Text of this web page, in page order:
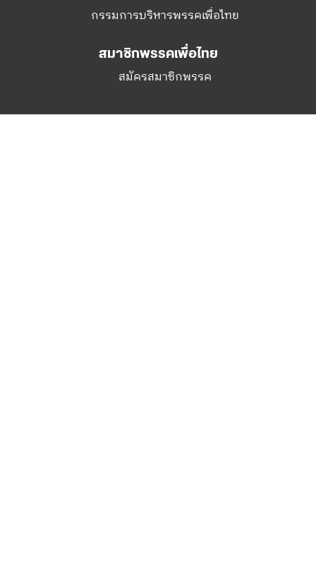
กรรมการบริหารพรรคเพื่อไทย
สมาชิกพรรคเพื่อไทย
สมัครสมาชิกพรรค